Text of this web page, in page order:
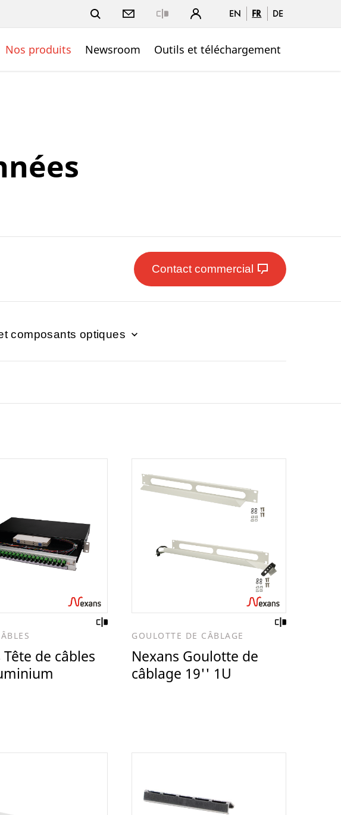
EN FR DE
Nos produits Newsroom Outils et téléchargement
Contact commercial
composants optiques
Tête de câbles
GOULOTTE DE CÂBLAGE
Nexans Goulotte de
câblage 19'' 1U